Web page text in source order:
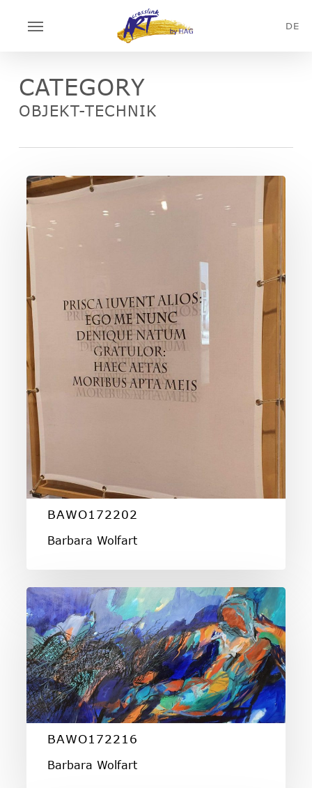
DE
Menu
CATEGORY
OBJEKT-TECHNIK
BAWO172202
BAWO172202
Barbara Wolfart
BAWO172216
BAWO172216
Barbara Wolfart